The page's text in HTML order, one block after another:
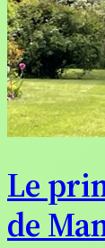
Le
de